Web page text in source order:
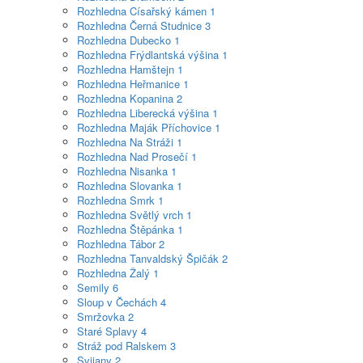
Rozhledna Císařský kámen 1
Rozhledna Černá Studnice 3
Rozhledna Dubecko 1
Rozhledna Frýdlantská výšina 1
Rozhledna Hamštejn 1
Rozhledna Heřmanice 1
Rozhledna Kopanina 2
Rozhledna Liberecká výšina 1
Rozhledna Maják Příchovice 1
Rozhledna Na Stráži 1
Rozhledna Nad Prosečí 1
Rozhledna Nisanka 1
Rozhledna Slovanka 1
Rozhledna Smrk 1
Rozhledna Světlý vrch 1
Rozhledna Štěpánka 1
Rozhledna Tábor2
Rozhledna Tanvaldský Špičák 2
Rozhledna Žalý 1
Semily 6
Sloup v Čechách 4
Smržovka 2
Staré Splavy 4
Stráž pod Ralskem 3